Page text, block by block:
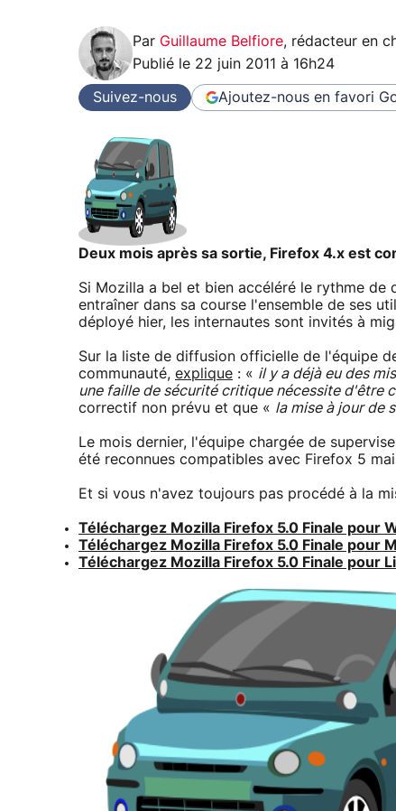
Par Guillaume Belfiore, rédacteur en
Publié le 22 juin 2011 à 16h24
Suivez-nous Ajoutez-nous en favori
Deux mois après sa sortie, Firefox 4.x est
Si Mozilla a bel et bien accéléré le rythme
entraîner dans sa course l'ensemble de ses
déployé hier, les internautes sont invités à
Sur la liste de diffusion officielle de l'équipe
communauté, explique : « il y a déjà eu des
une faille de sécurité critique nécessite d'être
correctif non prévu et que « la mise à jour de
Le mois dernier, l'équipe chargée de
été reconnues compatibles avec Firefox 5
Et si vous n'avez toujours pas procédé à la
Téléchargez Mozilla Firefox 5.0 Finale pour
Téléchargez Mozilla Firefox 5.0 Finale pour
Téléchargez Mozilla Firefox 5.0 Finale pour